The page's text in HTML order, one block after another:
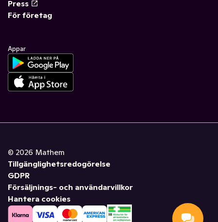
Press
För företag
Appar
© 2026 Mathem
Tillgänglighetsredogörelse
GDPR
Försäljnings- och användarvillkor
Hantera cookies